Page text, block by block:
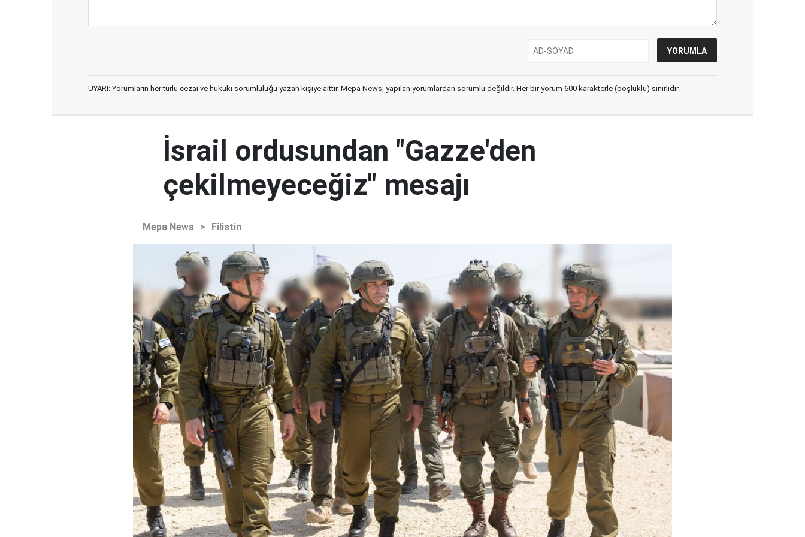
UYARI: Yorumların her türlü cezai ve hukuki sorumluluğu yazan kişiye aittir. Mepa News, yapılan yorumlardan sorumlu değildir. Her bir yorum 600 karakterle (boşluklu) sınırlıdır.
İsrail ordusundan "Gazze'den
çekilmeyeceğiz" mesajı
Mepa News > Filistin